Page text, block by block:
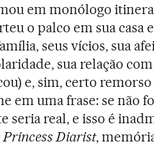
em monólogo
o palco em sua casa
seus vícios, sua
sua relação com
e, sim, certo
em uma frase: se não
seria real, e isso é
Princess Diarist,